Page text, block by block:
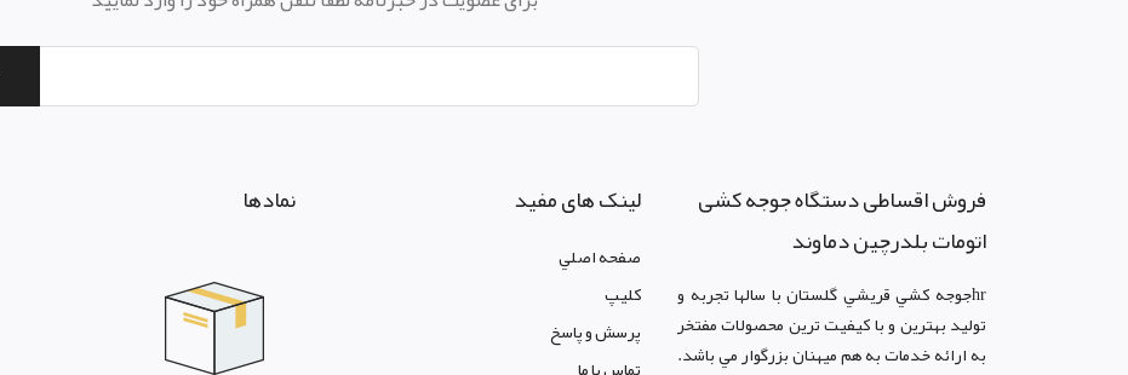
فروش اقساطی دستگاه جوجه کشی
اتومات بلدرچین دماوند
hrجوجه کشي قريشي گلستان با سالها تجربه و
توليد بهترين و با کيفيت ترين محصولات مفتخر
به ارائه خدمات به هم ميهنان بزرگوار مي باشد.
لینک های مفید
صفحه اصلي
کليپ
پرسش و پاسخ
نمادها